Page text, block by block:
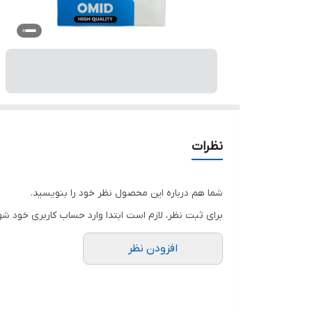
نظرات
شما هم درباره این محصول نظر خود را بنویسید.
برای ثبت نظر، لازم است ابتدا وارد حساب کاربری خود
افزودن نظر